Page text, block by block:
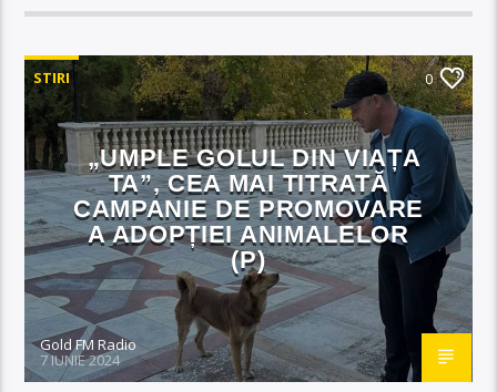
STIRI 0
„UMPLE GOLUL DIN VIAȚA
TA”, CEA MAI TITRATĂ
CAMPANIE DE PROMOVARE
A ADOPȚIEI ANIMALELOR
(P)
Gold FM Radio
7 IUNIE 2024